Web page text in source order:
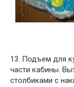
13. Подъем для
части кабины.
столбиками с